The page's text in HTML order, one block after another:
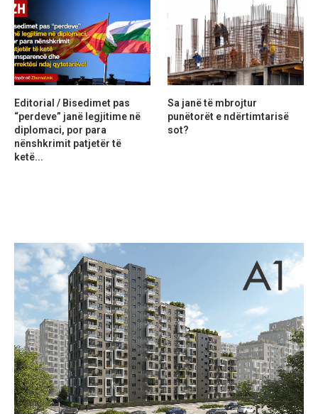
Editorial / Bisedimet pas
“perdeve” janë legjitime në
diplomaci, por para
nënshkrimit patjetër të
ketë...
Sa janë të mbrojtur
punëtorët e ndërtimtarisë
sot?